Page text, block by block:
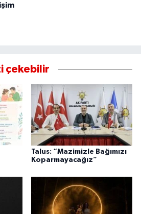
çekebilir
Talus: “Mazimizle Bağımızı
Koparmayacağız”